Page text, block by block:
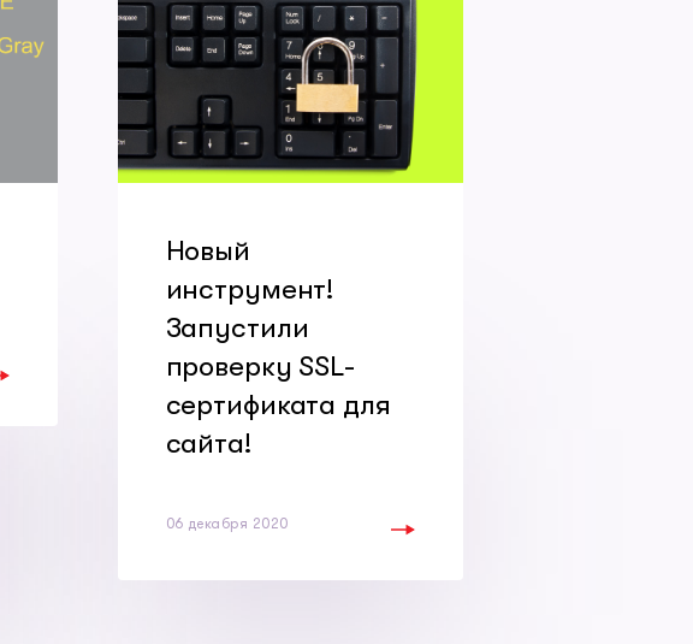
Новый
инструмент!
Запустили
проверку SSL-
сертификата для
сайта!
06 декабря 2020